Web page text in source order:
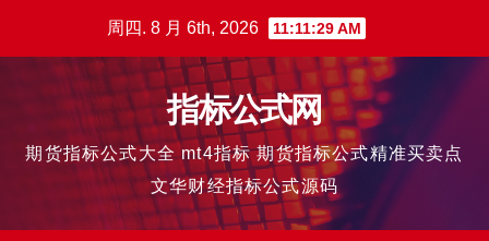
周四. 8 月 6th, 2026 11:11:29 AM
指标公式网
期货指标公式大全 mt4指标 期货指标公式精准买卖点
文华财经指标公式源码